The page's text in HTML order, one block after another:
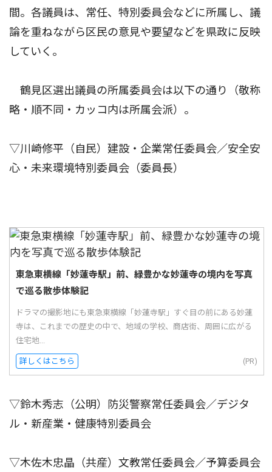
間。各議員は、常任、特別委員会などに所属し、議
論を重ねながら区民の意見や要望などを県政に反映
していく。
鶴見区選出議員の所属委員会は以下の通り（敬称
略・順不同・カッコ内は所属会派）。
▽川崎修平（自民）建設・企業常任委員会／安全安
心・未来環境特別委員会（委員長）
東急東横線「妙蓮寺駅」前、緑豊かな妙蓮寺の境内を写真
で巡る散歩体験記
ドラマの撮影地にも東急東横線「妙蓮寺駅」すぐ目の前にある妙蓮
寺は、これまでの歴史の中で、地域の学校、商店街、周囲に広がる
住宅地...
詳しくはこちら (PR)
▽鈴木秀志（公明）防災警察常任委員会／デジタ
ル・新産業・健康特別委員会
▽木佐木忠晶（共産）文教常任委員会／予算委員会